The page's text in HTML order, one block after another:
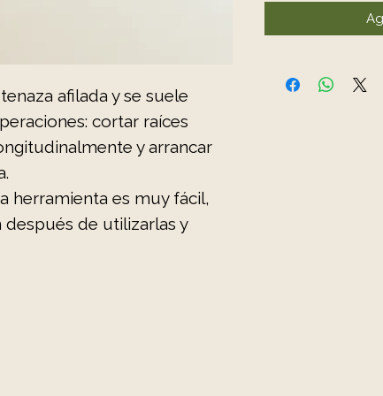
afilada y se suele
cortar raíces
y arrancar
herramienta es muy fácil,
de utilizarlas y